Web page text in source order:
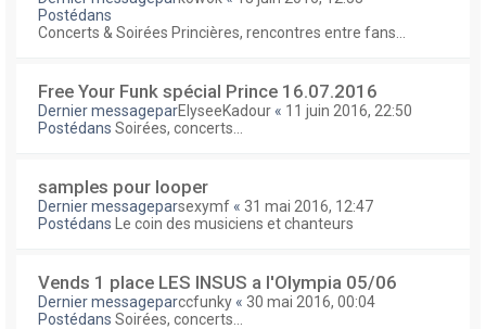
Postédans
Concerts & Soirées Princières, rencontres entre fans...
Free Your Funk spécial Prince 16.07.2016
Dernier messageparElyseeKadour « 11 juin 2016, 22:50
Postédans Soirées, concerts...
samples pour looper
Dernier messageparsexymf « 31 mai 2016, 12:47
Postédans
Le coin des musiciens et chanteurs
Vends 1 place LES INSUS a l'Olympia 05/06
Dernier messageparccfunky « 30 mai 2016, 00:04
Postédans Soirées, concerts...